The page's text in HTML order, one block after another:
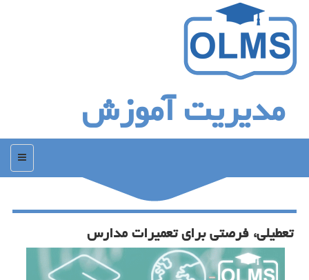
مدیریت آموزش
منو
تعطیلی، فرصتی برای تعمیرات مدارس